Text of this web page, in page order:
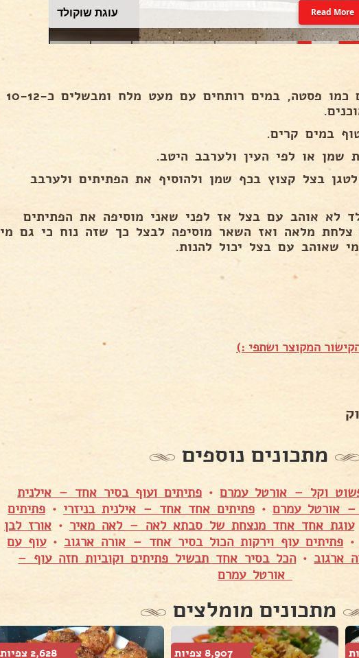
עוגת שוקולד Read More
את הפתיתים מבשלים כמו פסטה, במים רותחים עם מעט מלח ומבשלים כ-10-12
במים קרים.
בצל קצוץ בכף שמן ולהוסיף את הפתיתים ולערבב
לא אוהב עם בצל אז לפני שאני מוסיפה את הפתיתים
צלחת מלאה ואז השאר מוסיפה לבצל כך שזה נוח כי גם מי
שאוהב עם בצל יכול להנות.
המקוצר ושתפי :)
מתכונים נוספים
וקל – אורטל עמרם• פתיתים ועוף בסיר אחד – אילנית
אורטל עמרם •פתיתים אחד אחד – אילנית בניזרי •פתיתים
עוגת אחד אחד מנצחת של סבתא לאה – לאה מאיר •אורז לבן
פתיתים עוף וירקות הכול בסיר אחד – אורה ארגוב •עוף עם
ארגוב •הכל בסיר אחד תבשיל פתיתים וקוביות חזה עוף –
אורטל עמרם
מתכונים מומלצים
8,907 צפיות 2,628 צפיות